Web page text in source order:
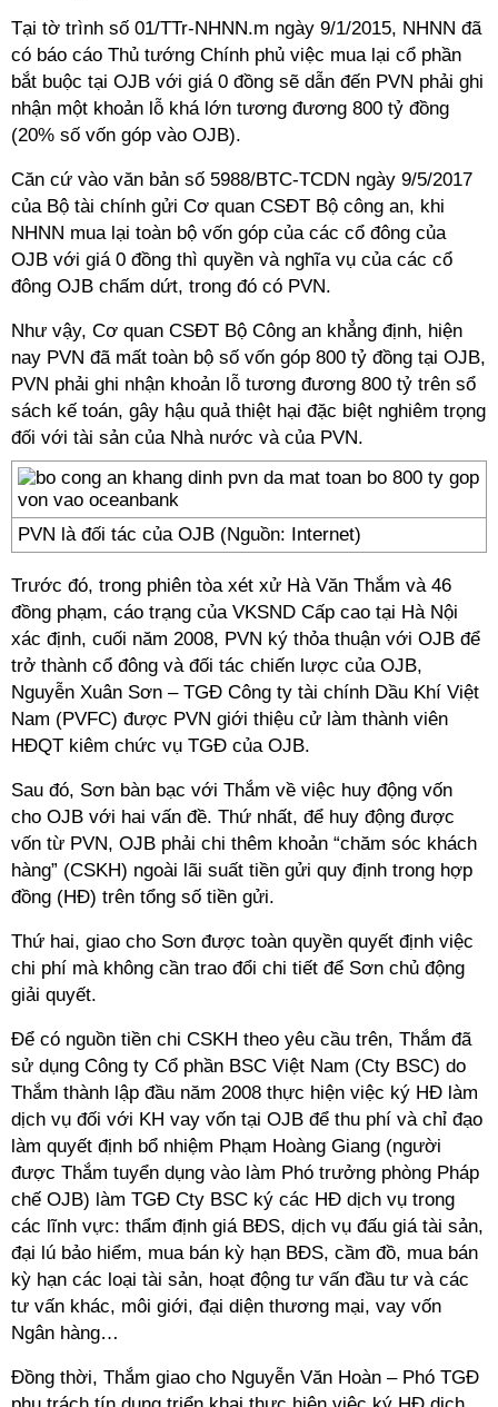
Tại tờ trình số 01/TTr-NHNN.m ngày 9/1/2015, NHNN đã
có báo cáo Thủ tướng Chính phủ việc mua lại cổ phần
bắt buộc tại OJB với giá 0 đồng sẽ dẫn đến PVN phải ghi
nhận một khoản lỗ khá lớn tương đương 800 tỷ đồng
(20% số vốn góp vào OJB).
Căn cứ vào văn bản số 5988/BTC-TCDN ngày 9/5/2017
của Bộ tài chính gửi Cơ quan CSĐT Bộ công an, khi
NHNN mua lại toàn bộ vốn góp của các cổ đông của
OJB với giá 0 đồng thì quyền và nghĩa vụ của các cổ
đông OJB chấm dứt, trong đó có PVN.
Như vậy, Cơ quan CSĐT Bộ Công an khẳng định, hiện
nay PVN đã mất toàn bộ số vốn góp 800 tỷ đồng tại OJB,
PVN phải ghi nhận khoản lỗ tương đương 800 tỷ trên sổ
sách kế toán, gây hậu quả thiệt hại đặc biệt nghiêm trọng
đối với tài sản của Nhà nước và của PVN.
PVN là đối tác của OJB (Nguồn: Internet)
Trước đó, trong phiên tòa xét xử Hà Văn Thắm và 46
đồng phạm, cáo trạng của VKSND Cấp cao tại Hà Nội
xác định, cuối năm 2008, PVN ký thỏa thuận với OJB để
trở thành cổ đông và đối tác chiến lược của OJB,
Nguyễn Xuân Sơn – TGĐ Công ty tài chính Dầu Khí Việt
Nam (PVFC) được PVN giới thiệu cử làm thành viên
HĐQT kiêm chức vụ TGĐ của OJB.
Sau đó, Sơn bàn bạc với Thắm về việc huy động vốn
cho OJB với hai vấn đề. Thứ nhất, để huy động được
vốn từ PVN, OJB phải chi thêm khoản “chăm sóc khách
hàng” (CSKH) ngoài lãi suất tiền gửi quy định trong hợp
đồng (HĐ) trên tổng số tiền gửi.
Thứ hai, giao cho Sơn được toàn quyền quyết định việc
chi phí mà không cần trao đổi chi tiết để Sơn chủ động
giải quyết.
Để có nguồn tiền chi CSKH theo yêu cầu trên, Thắm đã
sử dụng Công ty Cổ phần BSC Việt Nam (Cty BSC) do
Thắm thành lập đầu năm 2008 thực hiện việc ký HĐ làm
dịch vụ đối với KH vay vốn tại OJB để thu phí và chỉ đạo
làm quyết định bổ nhiệm Phạm Hoàng Giang (người
được Thắm tuyển dụng vào làm Phó trưởng phòng Pháp
chế OJB) làm TGĐ Cty BSC ký các HĐ dịch vụ trong
các lĩnh vực: thẩm định giá BĐS, dịch vụ đấu giá tài sản,
đại lú bảo hiểm, mua bán kỳ hạn BĐS, cầm đồ, mua bán
kỳ hạn các loại tài sản, hoạt động tư vấn đầu tư và các
tư vấn khác, môi giới, đại diện thương mại, vay vốn
Ngân hàng…
Đồng thời, Thắm giao cho Nguyễn Văn Hoàn – Phó TGĐ